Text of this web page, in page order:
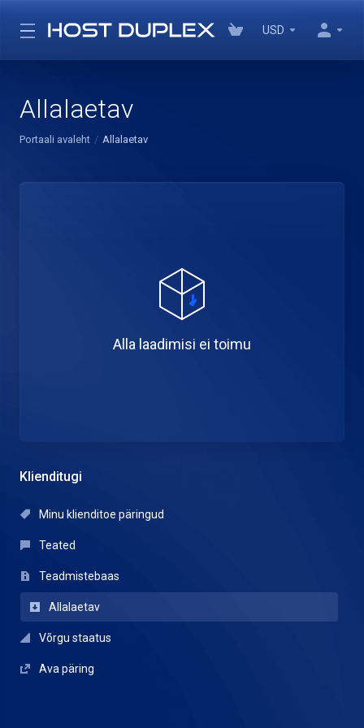
USD
Allalaetav
Portaali avaleht Allalaetav
Klienditugi
Minu klienditoe päringud
Teated
Teadmistebaas
Allalaetav
Võrgu staatus
Ava päring
Alla laadimisi ei toimu